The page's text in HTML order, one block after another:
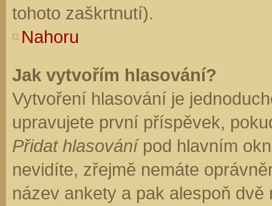
tohoto zaškrtnutí).
Nahoru
Jak vytvořím hlasování?
Vytvoření hlasování je
upravujete první příspěvek,
Přidat hlasovánípod hlavním
nevidíte, zřejmě nemáte
název ankety a pak alespoň